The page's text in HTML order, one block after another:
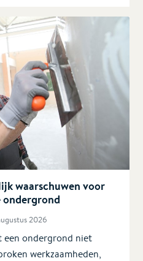
waarschuwen voor
ondergrond
2026
een ondergrond niet
werkzaamheden,